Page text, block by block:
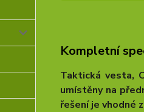
Kompletní
Taktická vesta,
umístěny na
řešení je vhodné